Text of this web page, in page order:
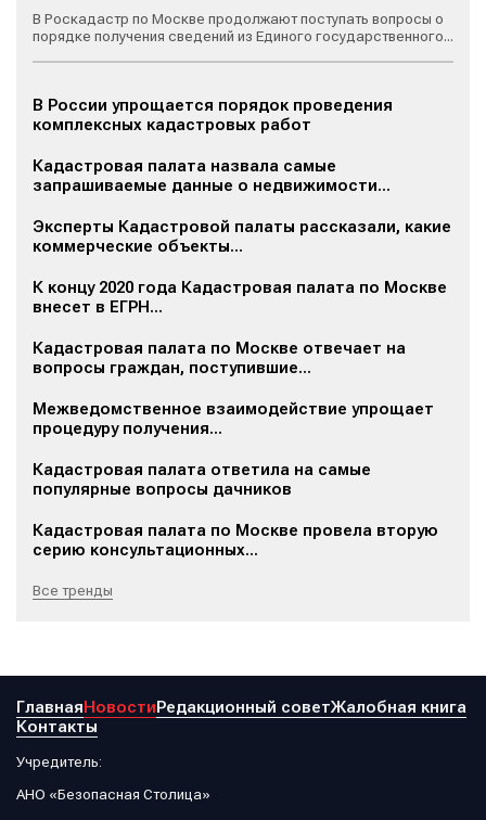
В Роскадастр по Москве продолжают поступать вопросы о
порядке получения сведений из Единого государственного...
В России упрощается порядок проведения
комплексных кадастровых работ
Кадастровая палата назвала самые
запрашиваемые данные о недвижимости...
Эксперты Кадастровой палаты рассказали, какие
коммерческие объекты...
К концу 2020 года Кадастровая палата по Москве
внесет в ЕГРН...
Кадастровая палата по Москве отвечает на
вопросы граждан, поступившие...
Межведомственное взаимодействие упрощает
процедуру получения...
Кадастровая палата ответила на самые
популярные вопросы дачников
Кадастровая палата по Москве провела вторую
серию консультационных...
Все тренды
ГлавнаяНовостиРедакционный советЖалобная книга
Контакты
Учредитель:
АНО «Безопасная Столица»